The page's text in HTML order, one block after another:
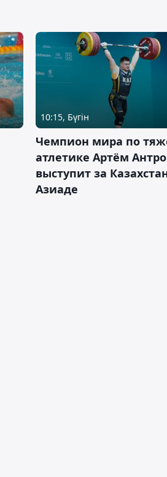
10:15, Бүгін
Чемпион мира по
атлетике Артём
выступит за
Азиаде